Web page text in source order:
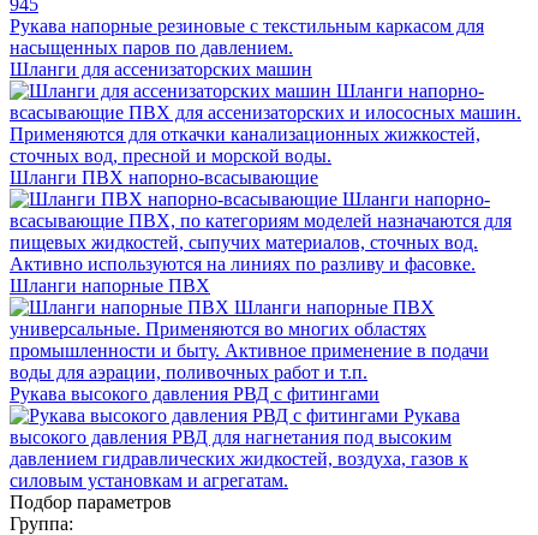
Рукава напорные резиновые с текстильным каркасом для
насыщенных паров по давлением.
Шланги для ассенизаторских машин
Шланги напорно-
всасывающие ПВХ для ассенизаторских и илососных машин.
Применяются для откачки канализационных жижкостей,
сточных вод, пресной и морской воды.
Шланги ПВХ напорно-всасывающие
Шланги напорно-
всасывающие ПВХ, по категориям моделей назначаются для
пищевых жидкостей, сыпучих материалов, сточных вод.
Активно используются на линиях по разливу и фасовке.
Шланги напорные ПВХ
Шланги напорные ПВХ
универсальные. Применяются во многих областях
промышленности и быту. Активное применение в подачи
воды для аэрации, поливочных работ и т.п.
Рукава высокого давления РВД с фитингами
Рукава
высокого давления РВД для нагнетания под высоким
давлением гидравлических жидкостей, воздуха, газов к
силовым установкам и агрегатам.
Подбор параметров
Группа: